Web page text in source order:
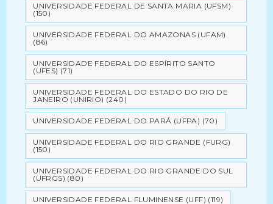
UNIVERSIDADE FEDERAL DE SANTA MARIA (UFSM)
(150)
UNIVERSIDADE FEDERAL DO AMAZONAS (UFAM)
(86)
UNIVERSIDADE FEDERAL DO ESPÍRITO SANTO
(UFES) (71)
UNIVERSIDADE FEDERAL DO ESTADO DO RIO DE
JANEIRO (UNIRIO) (240)
UNIVERSIDADE FEDERAL DO PARÁ (UFPA) (70)
UNIVERSIDADE FEDERAL DO RIO GRANDE (FURG)
(150)
UNIVERSIDADE FEDERAL DO RIO GRANDE DO SUL
(UFRGS) (80)
UNIVERSIDADE FEDERAL FLUMINENSE (UFF) (119)